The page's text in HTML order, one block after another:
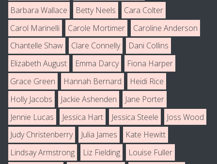
Barbara Wallace
Betty Neels
Cara Colter
Carol Marinelli
Carole Mortimer
Caroline Anderson
Chantelle Shaw
Clare Connelly
Dani Collins
Elizabeth August
Emma Darcy
Fiona Harper
Grace Green
Hannah Bernard
Heidi Rice
Holly Jacobs
Jackie Ashenden
Jane Porter
Jennie Lucas
Jessica Hart Jessica Steele
Joss Wood
Judy Christenberry
Julia James
Kate Hewitt
Lindsay Armstrong
Liz Fielding
Louise Fuller